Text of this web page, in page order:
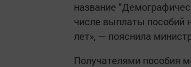
название
числе выплаты пособий
лет», — пояснила
Получателями пособия